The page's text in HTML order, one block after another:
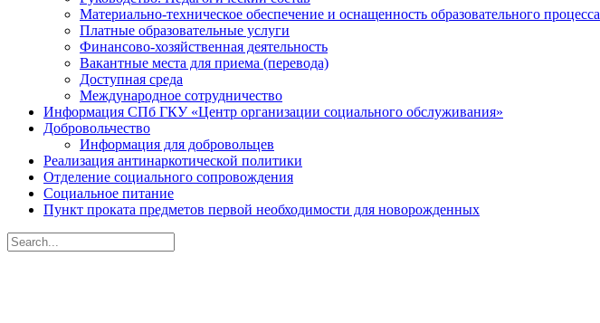
Материально-техническое обеспечение и оснащенность образовательного процесса
Платные образовательные услуги
Финансово-хозяйственная деятельность
Вакантные места для приема (перевода)
Доступная среда
Международное сотрудничество
Информация СПб ГКУ «Центр организации социального обслуживания»
Добровольчество
Информация для добровольцев
Реализация антинаркотической политики
Отделение социального сопровождения
Социальное питание
Пункт проката предметов первой необходимости для новорожденных
Search
for: